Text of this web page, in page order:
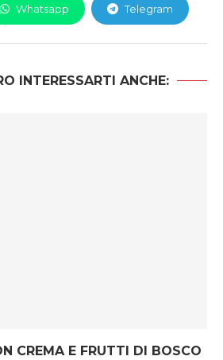
Whatsapp Telegram
INTERESSARTI ANCHE:
CREMA E FRUTTI DI BOSCO